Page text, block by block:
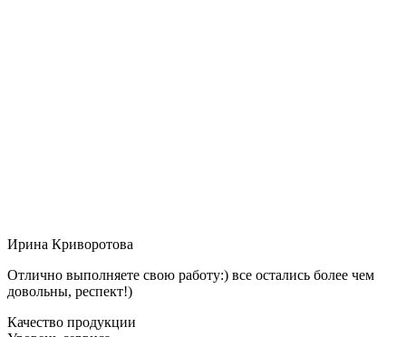
Ирина Криворотова
Отлично выполняете свою работу:) все остались более чем
довольны, респект!)
Качество продукции